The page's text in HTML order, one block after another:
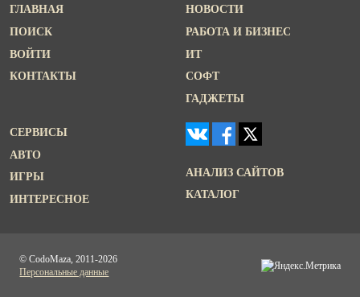
ГЛАВНАЯ
ПОИСК
ВОЙТИ
КОНТАКТЫ
НОВОСТИ
РАБОТА И БИЗНЕС
ИТ
СОФТ
ГАДЖЕТЫ
СЕРВИСЫ
АВТО
ИГРЫ
ИНТЕРЕСНОЕ
АНАЛИЗ САЙТОВ
КАТАЛОГ
© CodoMaza, 2011-2026
Персональные данные